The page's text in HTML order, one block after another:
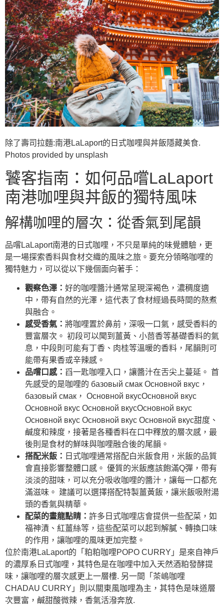
除了壽司拉麵:南港LaLaport的日式咖哩與丼飯隱藏美食.
Photos provided by unsplash
饕客指南：如何品嚐LaLaport
南港咖哩與丼飯的獨特風味
解構咖哩的層次：從香氣到尾韻
品嚐LaLaport南港的日式咖哩，不只是單純的味覺體驗，更
是一場探索香料與食材交織的風味之旅。要充分領略咖哩的
獨特魅力，可以從以下幾個面向著手：
觀察色澤： 好的咖哩醬汁通常呈現深褐色，濃稠度適
中，帶有自然的光澤，這代表了食材經過長時間的熬煮
與融合。
感受香氣： 將咖哩置於鼻前，深吸一口氣，感受香料的
豐富層次。 初段可以聞到薑黃、小茴香等基礎香料的氣
息，中段則可能有丁香、肉桂等溫暖的香料，尾韻則可
能帶有果香或辛辣感。
品嚐口感： 舀一匙咖哩入口，讓醬汁在舌尖上蔓延。 首
先感受的是咖哩的 базовый смак Основной вкус，
базовый смак， Основной вкусОсновной вкус
Основной вкус Основной вкусОсновной вкус
Основной вкус Основной вкус Основной вкус甜度、
鹹度和辣度，接著是各種香料在口中釋放的層次感，最
後則是食材的鮮味與咖哩融合後的尾韻。
搭配米飯： 日式咖哩通常搭配白米飯食用，米飯的品質
會直接影響整體口感。 優質的米飯應該飽滿Q彈，帶有
淡淡的甜味，可以充分吸收咖哩的醬汁，讓每一口都充
滿滋味。 建議可以選擇搭配特製薑黃飯，讓米飯吸附湯
頭的香氣與精華。
配菜的畫龍點睛： 許多日式咖哩店會提供一些配菜，如
福神漬、紅薑絲等，這些配菜可以起到解膩、轉換口味
的作用，讓咖哩的風味更加完整。
位於南港LaLaport的「粕粕咖哩POPO CURRY」是來自神戶
的濃厚系日式咖哩，其特色是在咖哩中加入天然酒粕發酵提
味，讓咖哩的層次感更上一層樓. 另一間「茶嶋咖哩
CHADAU CURRY」則以關東風咖哩為主，其特色是味道層
次豐富，鹹甜酸微辣，香氣活潑奔放.